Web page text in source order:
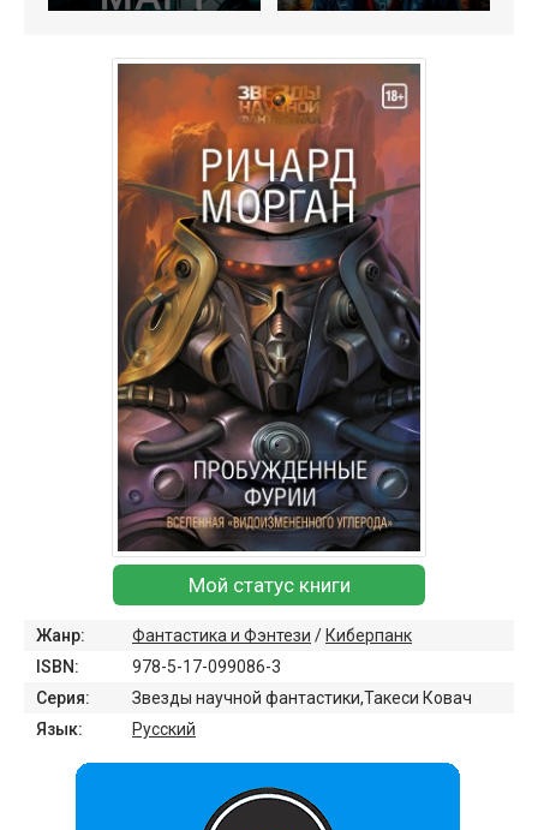
Мой статус книги
Жанр: Фантастика и Фэнтези / Киберпанк
ISBN:
978-5-17-099086-3
Серия:
Звезды научной фантастики,Такеси Ковач
Язык:
Русский